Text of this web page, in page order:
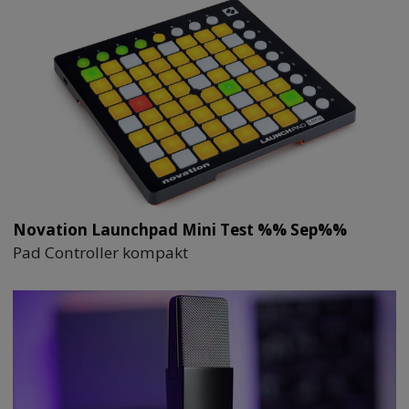
Novation Launchpad Mini Test %% Sep%%
Pad Controller kompakt